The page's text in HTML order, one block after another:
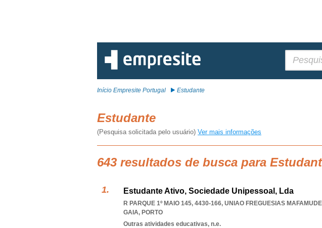
Início Empresite Portugal Estudante
Estudante
(Pesquisa solicitada pelo usuário) Ver mais informações
643 resultados de busca para
Estudante Ativo, Sociedade Unipessoal, Lda
R PARQUE 1º MAIO 145, 4430-166, UNIAO FREGUESIAS
GAIA, PORTO
Outras atividades educativas, n.e.